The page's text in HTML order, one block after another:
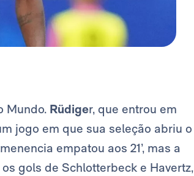
Mundo. Rüdiger, que entrou em
jogo em que sua seleção abriu o
empatou aos 21’, mas a
gols de Schlotterbeck e Havertz,